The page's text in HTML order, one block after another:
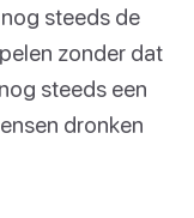
steeds de
zonder dat
steeds een
dronken